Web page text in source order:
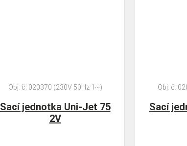
Obj. č. 020370 (230V 50Hz 1~)
Sací jednotka Uni-Jet 75
2V
Obj. č.
Sací